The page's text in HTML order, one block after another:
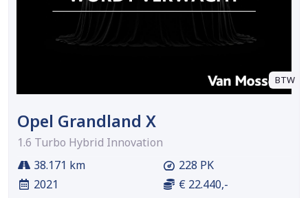
BTW
Opel Grandland X
1.6 Turbo Hybrid Innovation
38.171 km
2021
228 PK
€ 22.440,-